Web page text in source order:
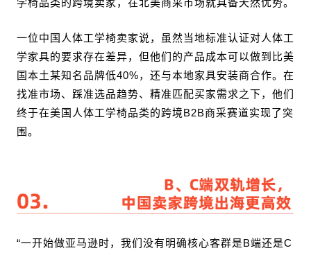
一位中国人体工学椅卖家说，虽然当地标准认证对人体工
学家具的要求存在差异，但他们的产品成本可以做到比美
国本土某知名品牌低40%，还与本地家具安装商合作。在
找准市场、踩准选品趋势、精准匹配买家需求之下，他们
终于在美国人体工学椅品类的跨境B2B商采赛道实现了突
围。
“一开始做亚马逊时，我们没有明确核心客群是B端还是C